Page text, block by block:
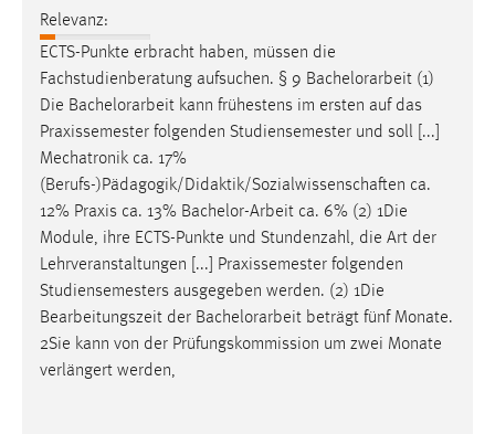
Relevanz:
ECTS-Punkte erbracht haben, müssen die
Fachstudienberatung aufsuchen. § 9 Bachelorarbeit (1)
Die Bachelorarbeit kann frühestens im ersten auf das
Praxissemester folgenden Studiensemester und soll [...]
Mechatronik ca. 17%
(Berufs-)Pädagogik/Didaktik/Sozialwissenschaften ca.
12% Praxis ca. 13% Bachelor-Arbeit ca. 6% (2) 1Die
Module, ihre ECTS-Punkte und Stundenzahl, die Art der
Lehrveranstaltungen [...] Praxissemester folgenden
Studiensemesters ausgegeben werden. (2) 1Die
Bearbeitungszeit der Bachelorarbeit beträgt fünf Monate.
2Sie kann von der Prüfungskommission um zwei Monate
verlängert werden,